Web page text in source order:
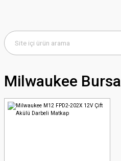
Milwaukee Bursa